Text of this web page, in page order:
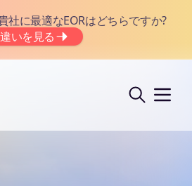
社に最適なEORはどちらですか?
違いを見る